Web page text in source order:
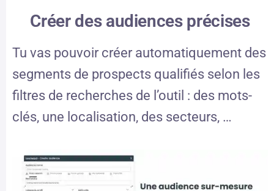
Créer des audiences précises
Tu vas pouvoir créer automatiquement des
segments de prospects qualifiés selon les
filtres de recherches de l’outil : des mots-
clés, une localisation, des secteurs, …